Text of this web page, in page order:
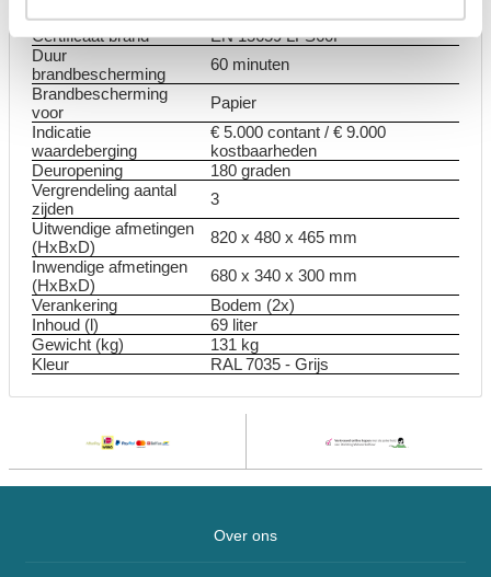
14450 S2
Certificaat brand
EN 15659 LFS60P
Duur
brandbescherming
60 minuten
Brandbescherming
voor
Papier
Indicatie
waardeberging
€ 5.000 contant / € 9.000
kostbaarheden
Deuropening
180 graden
Vergrendeling aantal
zijden
3
Uitwendige afmetingen
(HxBxD)
820 x 480 x 465 mm
Inwendige afmetingen
(HxBxD)
680 x 340 x 300 mm
Verankering
Bodem (2x)
Inhoud (l)
69 liter
Gewicht (kg)
131 kg
Kleur
RAL 7035 - Grijs
Over ons